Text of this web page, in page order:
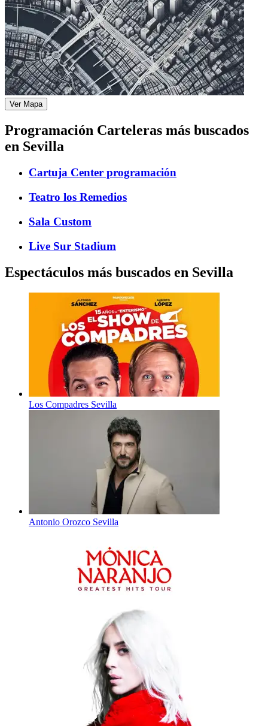
Ver Mapa
Programación Carteleras más buscados
en Sevilla
Cartuja Center programación
Teatro los Remedios
Sala Custom
Live Sur Stadium
Espectáculos más buscados en Sevilla
Los Compadres Sevilla
Antonio Orozco Sevilla